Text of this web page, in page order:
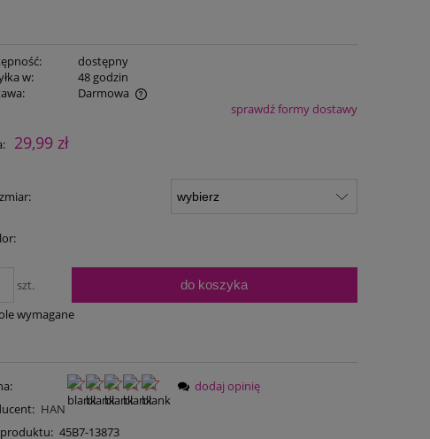
dostępny
w:
48 godzin
Darmowa
sprawdź formy dostawy
29,99 zł
szt. do koszyka
wymagane
HAN
45B7-13873
dodaj opinię